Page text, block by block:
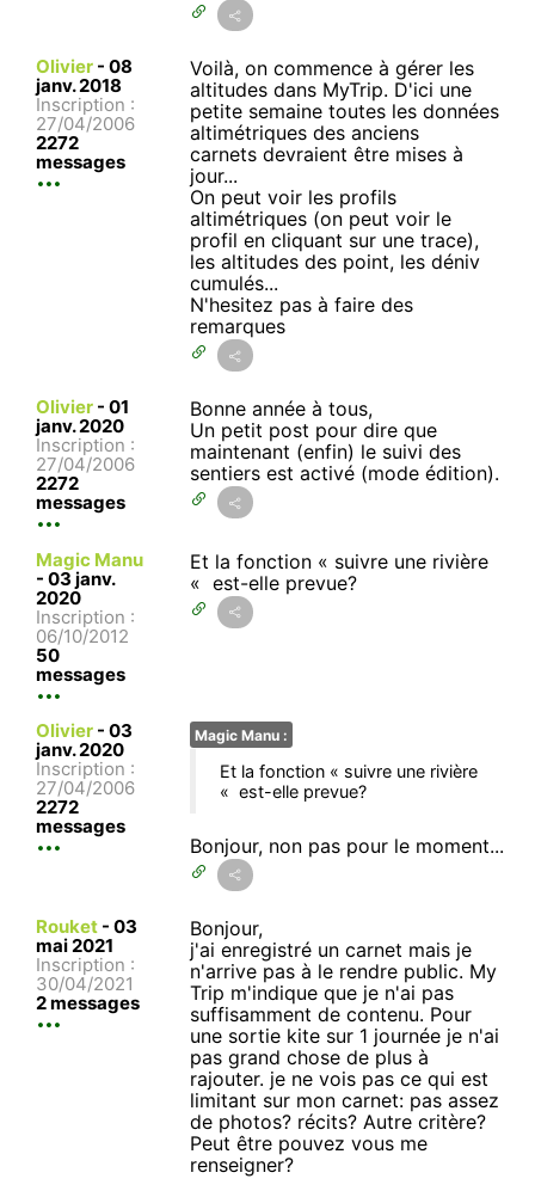
Olivier - 08
janv. 2018
Inscription :
27/04/2006
2272
messages
Voilà, on commence à gérer les
altitudes dans MyTrip. D'ici une
petite semaine toutes les données
altimétriques des anciens
carnets devraient être mises à
jour...
On peut voir les profils
altimétriques (on peut voir le
profil en cliquant sur une trace),
les altitudes des point, les déniv
cumulés...
N'hesitez pas à faire des
remarques
Olivier - 01
janv. 2020
Inscription :
27/04/2006
2272
messages
Bonne année à tous,
Un petit post pour dire que
maintenant (enfin) le suivi des
sentiers est activé (mode édition).
Magic Manu
- 03 janv.
2020
Inscription :
06/10/2012
50
messages
Et la fonction « suivre une rivière
« est-elle prevue?
Olivier - 03
janv. 2020
Inscription :
27/04/2006
2272
messages
Magic Manu :
Et la fonction « suivre une rivière
« est-elle prevue?
Bonjour, non pas pour le moment...
Rouket - 03
mai 2021
Inscription :
30/04/2021
2 messages
Bonjour,
j'ai enregistré un carnet mais je
n'arrive pas à le rendre public. My
Trip m'indique que je n'ai pas
suffisamment de contenu. Pour
une sortie kite sur 1 journée je n'ai
pas grand chose de plus à
rajouter. je ne vois pas ce qui est
limitant sur mon carnet: pas assez
de photos? récits? Autre critère?
Peut être pouvez vous me
renseigner?